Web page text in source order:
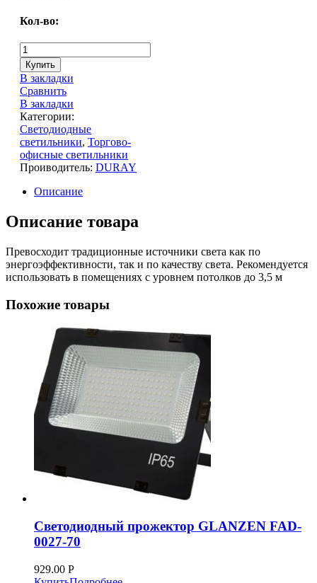
Кол-во:
Купить
В закладки
Сравнить
В закладки
Категории:
Светодиодные
светильники, Торгово-
офисные светильники
Проиводитель: DURAY
Описание
Описание товара
Превосходит традиционные источники света как по
энергоэффективности, так и по качеству света. Рекомендуется
использовать в помещениях с уровнем потолков до 3,5 м
Похожие товары
Светодиодный прожектор GLANZEN FAD-
0027-70
929.00 Р